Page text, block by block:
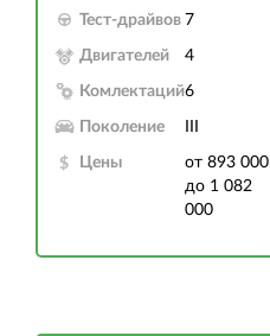
Тест-драйвов 7
Двигателей 4
Комлектаций6
Поколение
Цены
от 893 000
до 1 082
000